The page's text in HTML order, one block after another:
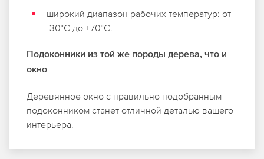
широкий диапазон рабочих температур: от
-30°C до +70°C.
Подоконники из той же породы дерева, что и
окно
Деревянное окно с правильно подобранным
подоконником станет отличной деталью вашего
интерьера.